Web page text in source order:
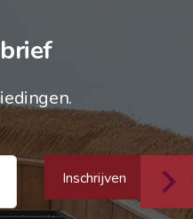
Inschrijven